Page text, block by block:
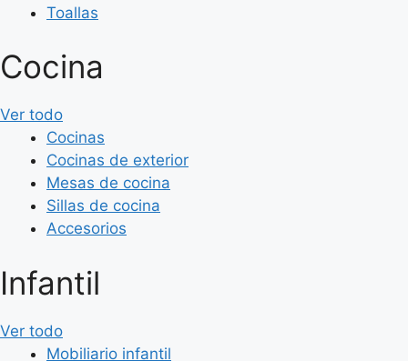
Toallas
Cocina
Ver todo
Cocinas
Cocinas de exterior
Mesas de cocina
Sillas de cocina
Accesorios
Infantil
Ver todo
Mobiliario infantil